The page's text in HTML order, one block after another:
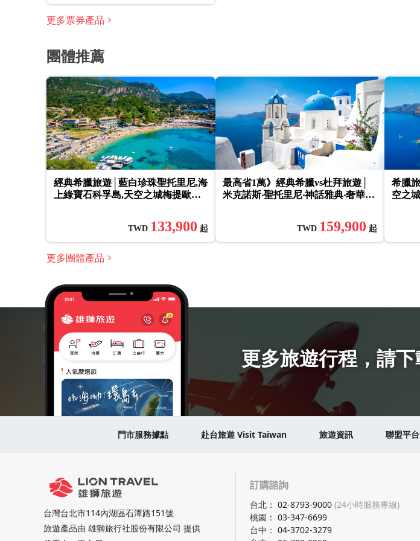
更多票券產品
團體推薦
經典希臘旅遊│藍白珍珠聖托里尼,海
上綠寶石科孚島,天空之城梅提歐拉,
TWD 133,900 起
最高省1萬》經典希臘vs杜拜旅遊│
米克諾斯‧聖托里尼‧神話雅典‧奢華杜
TWD 159,900 起
希臘
空之
更多團體產品
更多旅遊行程 ， 請下
門市服務據點 赴台旅遊 Visit Taiwan 旅遊資訊 聯盟平台
訂購諮詢
台北 ： 02-8793-9000 (24小時服務專線)
桃園 ： 03-347-6699
台中 ： 04-3702-3279
台灣台北市114內湖區石潭路151號
旅遊產品由 雄獅旅行社股份有限公司 提供